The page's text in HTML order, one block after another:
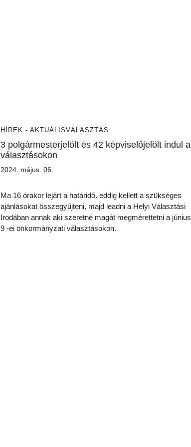
HÍREK - AKTUÁLISVÁLASZTÁS
3 polgármesterjelölt és 42 képviselőjelölt indul a
választásokon
2024. május. 06.
Ma 16 órakor lejárt a határidő. eddig kellett a szükséges
ajánlásokat összegyűjteni, majd leadni a Helyi Választási
Irodában annak aki szeretné magát megmérettetni a június
9 -ei önkormányzati választásokon.